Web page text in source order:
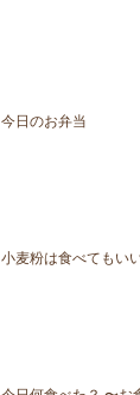
今日のお弁当
小麦粉は食べてもい